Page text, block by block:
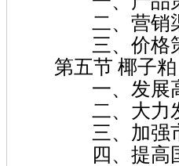
二、营销
三、价格
第五节 椰子粕
一、发展高
二、大力发展
三、加强市场
四、提高国内